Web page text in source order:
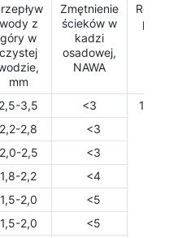
wody z
góry w
czystej
mm
Zmętnienie
ścieków w
kadzi
osadowej,
NAWA
2,5-3,5 <3
2,2-2,8
<3
2,0-2,5
<3
1,8-2,2
<4
1,5-2,0
<5
1,5-2,0
<5